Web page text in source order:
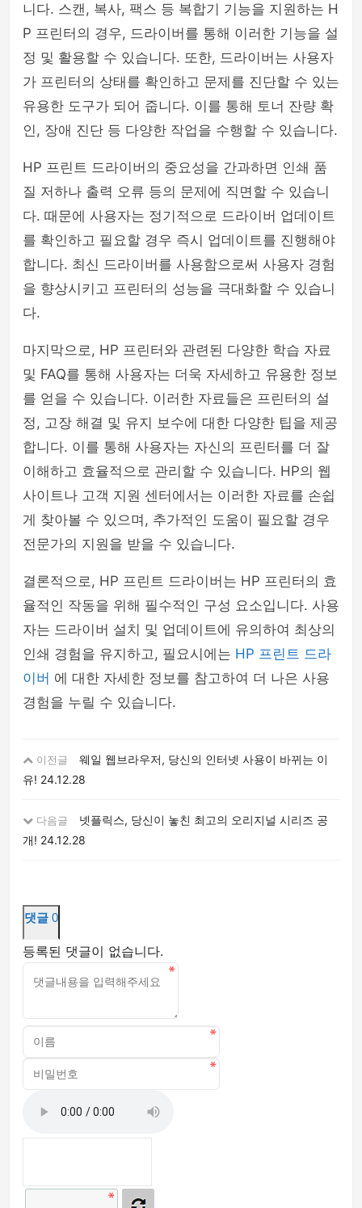
니다. 스캔, 복사, 팩스 등 복합기 기능을 지원하는 H
P 프린터의 경우, 드라이버를 통해 이러한 기능을 설
정 및 활용할 수 있습니다. 또한, 드라이버는 사용자
가 프린터의 상태를 확인하고 문제를 진단할 수 있는
유용한 도구가 되어 줍니다. 이를 통해 토너 잔량 확
인, 장애 진단 등 다양한 작업을 수행할 수 있습니다.
HP 프린트 드라이버의 중요성을 간과하면 인쇄 품
질 저하나 출력 오류 등의 문제에 직면할 수 있습니
다. 때문에 사용자는 정기적으로 드라이버 업데이트
를 확인하고 필요할 경우 즉시 업데이트를 진행해야
합니다. 최신 드라이버를 사용함으로써 사용자 경험
을 향상시키고 프린터의 성능을 극대화할 수 있습니
다.
마지막으로, HP 프린터와 관련된 다양한 학습 자료
및 FAQ를 통해 사용자는 더욱 자세하고 유용한 정보
를 얻을 수 있습니다. 이러한 자료들은 프린터의 설
정, 고장 해결 및 유지 보수에 대한 다양한 팁을 제공
합니다. 이를 통해 사용자는 자신의 프린터를 더 잘
이해하고 효율적으로 관리할 수 있습니다. HP의 웹
사이트나 고객 지원 센터에서는 이러한 자료를 손쉽
게 찾아볼 수 있으며, 추가적인 도움이 필요할 경우
전문가의 지원을 받을 수 있습니다.
결론적으로, HP 프린트 드라이버는 HP 프린터의 효
율적인 작동을 위해 필수적인 구성 요소입니다. 사용
자는 드라이버 설치 및 업데이트에 유의하여 최상의
인쇄 경험을 유지하고, 필요시에는 HP 프린트 드라
이버 에 대한 자세한 정보를 참고하여 더 나은 사용
경험을 누릴 수 있습니다.
이전글
웨일 웹브라우저, 당신의 인터넷 사용이 바뀌는 이
유! 24.12.28
다음글
넷플릭스, 당신이 놓친 최고의 오리지널 시리즈 공
개! 24.12.28
댓글 0
등록된 댓글이 없습니다.